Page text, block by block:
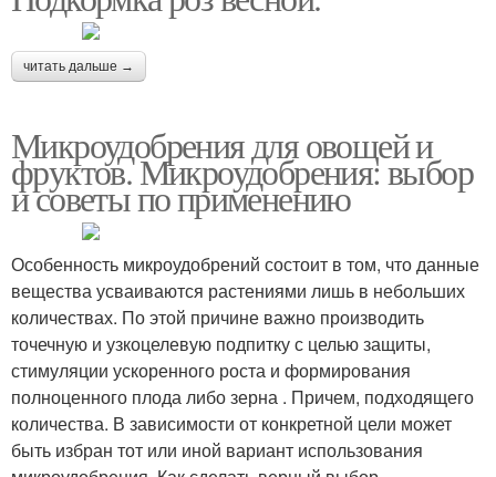
читать дальше →
Микроудобрения для овощей и
фруктов. Микроудобрения: выбор
и советы по применению
Особенность микроудобрений состоит в том, что данные
вещества усваиваются растениями лишь в небольших
количествах. По этой причине важно производить
точечную и узкоцелевую подпитку с целью защиты,
стимуляции ускоренного роста и формирования
полноценного плода либо зерна . Причем, подходящего
количества. В зависимости от конкретной цели может
быть избран тот или иной вариант использования